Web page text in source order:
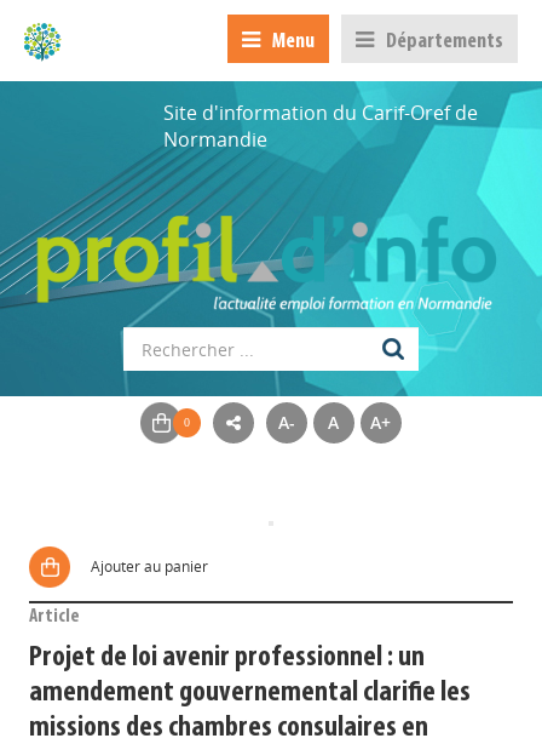
Menu Départements
Site d'information du Carif-Oref de
Normandie
A- A A+
Ajouter au panier
Article
Projet de loi avenir professionnel : un
amendement gouvernemental clarifie les
missions des chambres consulaires en